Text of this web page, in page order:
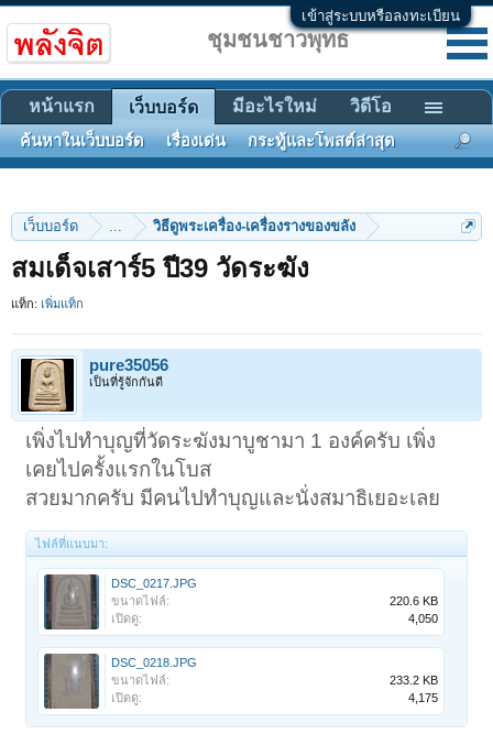
เข้าสู่ระบบหรือลงทะเบียน
เว็บบอร์ด ... วิธีดูพระเครื่อง-เครื่องรางของขลัง
สมเด็จเสาร์5 ปี39 วัดระฆัง
แท็ก: เพิ่มแท็ก
pure35056
เป็นที่รู้จักกันดี
เพิ่งไปทำบุญที่วัดระฆังมาบูชามา 1 องค์ครับ เพิ่ง
เคยไปครั้งแรกในโบส
สวยมากครับ มีคนไปทำบุญและนั่งสมาธิเยอะเลย
ไฟล์ที่แนบมา:
DSC_0217.JPG
ขนาดไฟล์:
220.6 KB
เปิดดู:
4,050
DSC_0218.JPG
ขนาดไฟล์:
233.2 KB
เปิดดู:
4,175
ชุมชนชาวพุทธ
หน้าแรก เว็บบอร์ด
ค้นหาในเว็บบอร์ด เรื่องเด่น กระทู้และโพสต์ล่าสุด
มีอะไรใหม่ วิดีโอ